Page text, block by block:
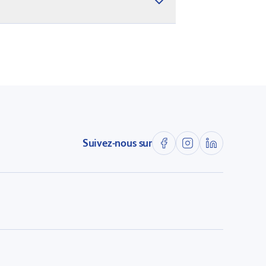
Suivez-nous sur